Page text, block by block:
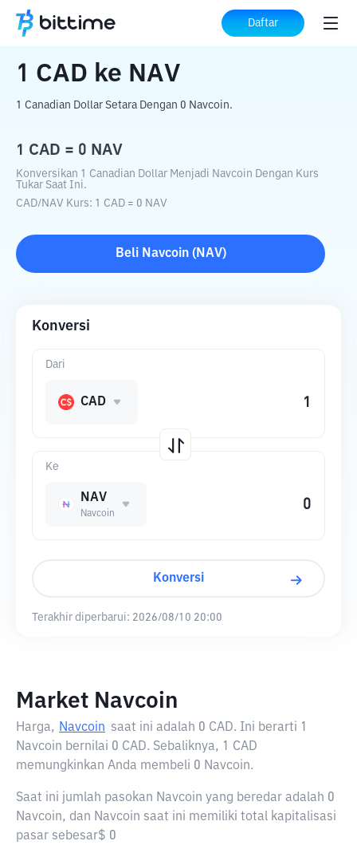
Daftar
Beranda Konverter Kripto ke NAV
1 CAD ke NAV
1 Canadian Dollar Setara Dengan 0 Navcoin.
1 CAD = 0 NAV
Konversikan 1 Canadian Dollar Menjadi Navcoin Dengan Kurs
Tukar Saat Ini.
CAD/NAV Kurs: 1 CAD = 0 NAV
Beli Navcoin( NAV)
Konversi
Ke
NAV
Navcoin
Dari
CAD
Konversi
Terakhir diperbarui: 2026/08/10 20:00
Market Navcoin
Harga, Navcoin saat ini adalah 0 CAD. Ini berarti 1
Navcoin bernilai 0 CAD. Sebaliknya, 1 CAD
memungkinkan Anda membeli 0 Navcoin.
Saat ini jumlah pasokan Navcoin yang beredar adalah 0
Navcoin, dan Navcoin saat ini memiliki total kapitalisasi
pasar sebesar$ 0